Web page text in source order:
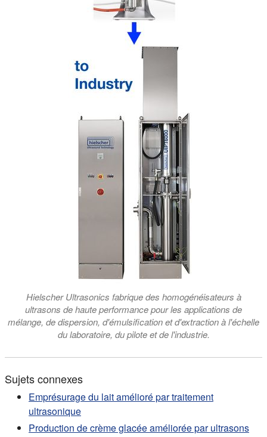
Hielscher Ultrasonics fabrique des homogénéisateurs à
ultrasons de haute performance pour les applications de
mélange, de dispersion, d'émulsification et d'extraction à l'échelle
du laboratoire, du pilote et de l'industrie.
Sujets connexes
Emprésurage du lait amélioré par traitement
ultrasonique
Production de crème glacée améliorée par ultrasons